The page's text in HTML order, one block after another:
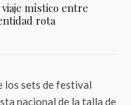
viaje místico entre
rota
los sets de festival
nacional de la talla de